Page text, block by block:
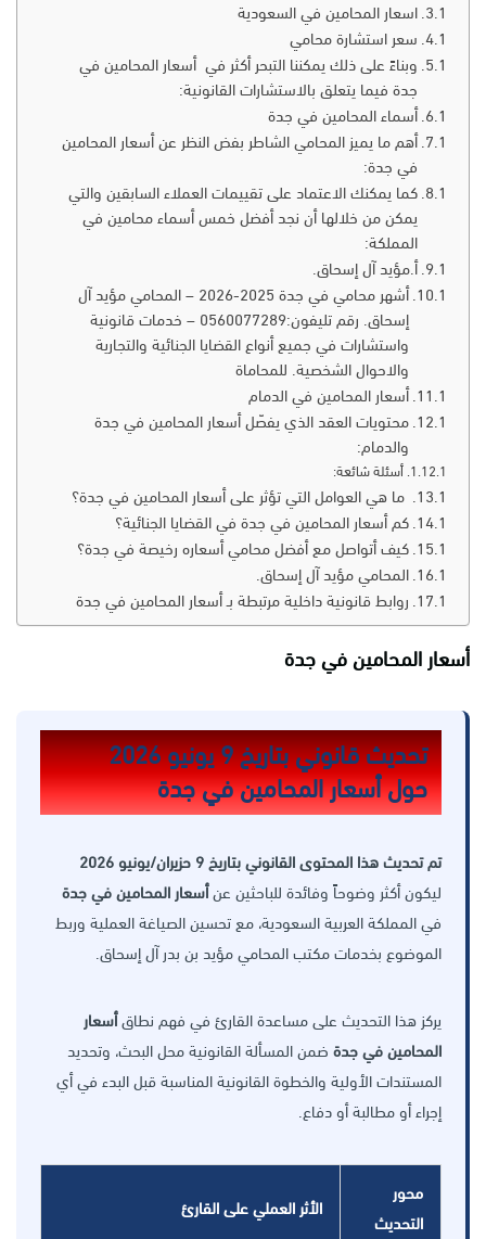
اسعار المحامين في السعودية
سعر استشارة محامي
وبناءً على ذلك يمكننا التبحر أكثر في أسعار المحامين في
جدة فيما يتعلق بالاستشارات القانونية:
أسماء المحامين في جدة
أهم ما يميز المحامي الشاطر بفض النظر عن أسعار المحامين
في جدة:
كما يمكنك الاعتماد على تقييمات العملاء السابقين والتي
يمكن من خلالها أن نجد أفضل خمس أسماء محامين في
المملكة:
أ.مؤيد آل إسحاق.
أشهر محامي في جدة 2025-2026 – المحامي مؤيد آل
إسحاق. رقم تليفون:0560077289 – خدمات قانونية
واستشارات في جميع أنواع القضايا الجنائية والتجارية
والاحوال الشخصية. للمحاماة
أسعار المحامين في الدمام
محتويات العقد الذي يفصّل أسعار المحامين في جدة
والدمام:
أسئلة شائعة:
ما هي العوامل التي تؤثر على أسعار المحامين في جدة؟
كم أسعار المحامين في جدة في القضايا الجنائية؟
كيف أتواصل مع أفضل محامي أسعاره رخيصة في جدة؟
المحامي مؤيد آل إسحاق.
روابط قانونية داخلية مرتبطة بـ أسعار المحامين في جدة
أسعار المحامين في جدة
تحديث قانوني بتاريخ 9 يونيو 2026
حول أسعار المحامين في جدة
تم تحديث هذا المحتوى القانوني بتاريخ 9 حزيران/يونيو 2026
ليكون أكثر وضوحاً وفائدة للباحثين عنأسعار المحامين في جدة
في المملكة العربية السعودية، مع تحسين الصياغة العملية وربط
الموضوع بخدمات مكتب المحامي مؤيد بن بدر آل إسحاق.
يركز هذا التحديث على مساعدة القارئ في فهم نطاقأسعار
المحامين في جدة ضمن المسألة القانونية محل البحث، وتحديد
المستندات الأولية والخطوة القانونية المناسبة قبل البدء في أي
إجراء أو مطالبة أو دفاع.
محور
التحديث
الأثر العملي على القارئ